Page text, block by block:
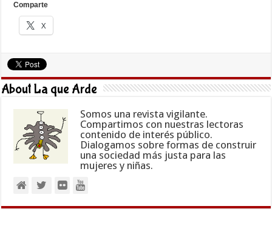
Comparte
X
About La que Arde
Somos una revista vigilante.
Compartimos con nuestras lectoras
contenido de interés público.
Dialogamos sobre formas de construir
una sociedad más justa para las
mujeres y niñas.